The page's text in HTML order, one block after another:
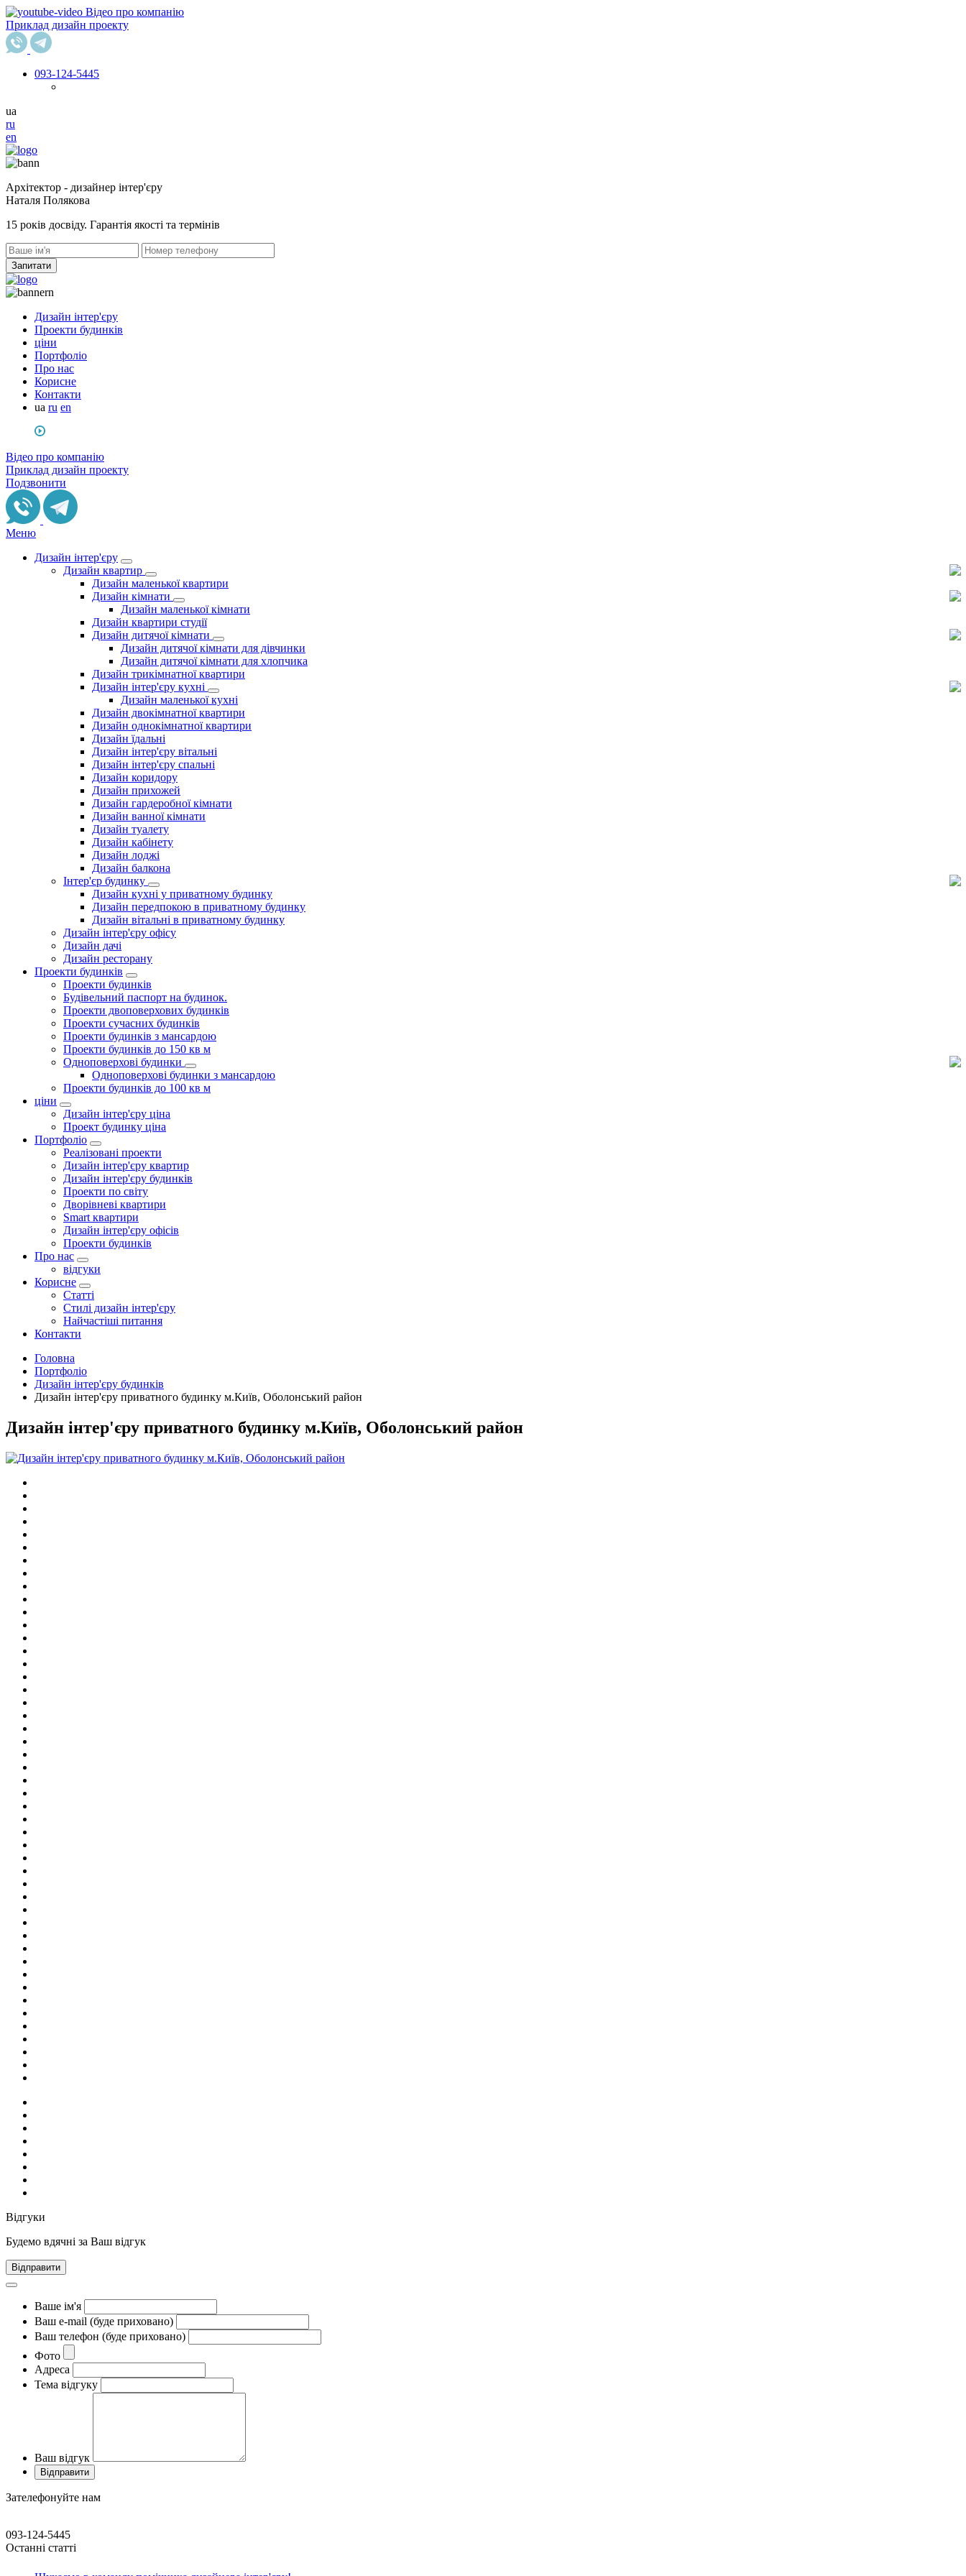
Відео про компанію
Приклад дизайн проекту
093-124-5445
ua
ru
en
Архітектор - дизайнер інтер'єру
Наталя Полякова
15 років досвіду. Гарантія якості та термінів
Запитати
Дизайн інтер'єру
Проекти будинків
ціни
Портфоліо
Про нас
Корисне
Контакти
ua ru en
Відео про компанію
Приклад дизайн проекту
Подзвонити
Меню
Дизайн інтер'єру
Дизайн квартир
Дизайн маленької квартири
Дизайн кімнати
Дизайн маленької кімнати
Дизайн квартири студії
Дизайн дитячої кімнати
Дизайн дитячої кімнати для дівчинки
Дизайн дитячої кімнати для хлопчика
Дизайн трикімнатної квартири
Дизайн інтер'єру кухні
Дизайн маленької кухні
Дизайн двокімнатної квартири
Дизайн однокімнатної квартири
Дизайн їдальні
Дизайн інтер'єру вітальні
Дизайн інтер'єру спальні
Дизайн коридору
Дизайн прихожей
Дизайн гардеробної кімнати
Дизайн ванної кімнати
Дизайн туалету
Дизайн кабінету
Дизайн лоджі
Дизайн балкона
Інтер'єр будинку
Дизайн кухні у приватному будинку
Дизайн передпокою в приватному будинку
Дизайн вітальні в приватному будинку
Дизайн інтер'єру офісу
Дизайн дачі
Дизайн ресторану
Проекти будинків
Проекти будинків
Будівельний паспорт на будинок.
Проекти двоповерхових будинків
Проекти сучасних будинків
Проекти будинків з мансардою
Проекти будинків до 150 кв м
Одноповерхові будинки
Одноповерхові будинки з мансардою
Проекти будинків до 100 кв м
ціни
Дизайн інтер'єру ціна
Проект будинку ціна
Портфоліо
Реалізовані проекти
Дизайн інтер'єру квартир
Дизайн інтер'єру будинків
Проекти по світу
Дворівневі квартири
Smart квартири
Дизайн інтер'єру офісів
Проекти будинків
Про нас
відгуки
Корисне
Статті
Cтилі дизайн інтер'єру
Найчастіші питання
Контакти
Головна
Портфоліо
Дизайн інтер'єру будинків
Дизайн інтер'єру приватного будинку м.Київ, Оболонський район
Дизайн інтер'єру приватного будинку м.Київ, Оболонський район
Відгуки
Будемо вдячні за Ваш відгук
Відправити
Ваше ім'я
Ваш e-mail (буде приховано)
Ваш телефон (буде приховано)
Фото
Адреса
Тема відгуку
Ваш відгук
Зателефонуйте нам
093-124-5445
Останні статті